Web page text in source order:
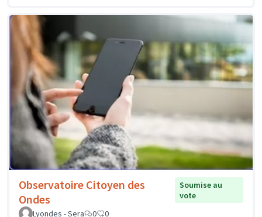
Observatoire Citoyen des
Ondes
Soumise au
vote
Lyondes - Sera
0 0